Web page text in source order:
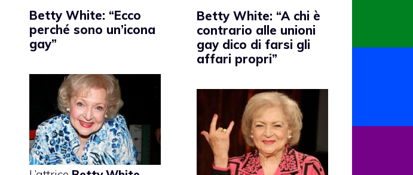
Betty White: “Ecco
perché sono un’icona
gay”
Betty White: “A chi è
contrario alle unioni
gay dico di farsi gli
affari propri”